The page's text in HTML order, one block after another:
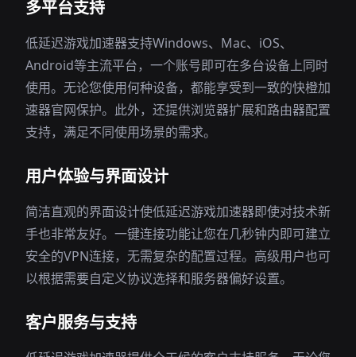
多平台支持
低延迟游戏加速器支持Windows、Mac、iOS、
Android等主流平台，一个账号即可在多台设备上同时
使用。无论您使用何种设备，都能享受到一致的快橙加
速器官网保护。此外，还提供浏览器扩展和路由器配置
支持，满足不同使用场景的需求。
用户体验与界面设计
简洁直观的界面设计使低延迟游戏加速器即使对技术新
手也非常友好。一键连接功能让您在几秒钟内即可建立
安全的VPN连接，无需复杂的配置过程。高级用户也可
以根据需要自定义协议选择和服务器偏好设置。
客户服务与支持